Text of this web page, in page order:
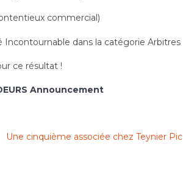
commercial)
Incontournable dans la catégorie Arbitres
ce résultat !
Announcement
Une cinquième associée chez Teynier Pic